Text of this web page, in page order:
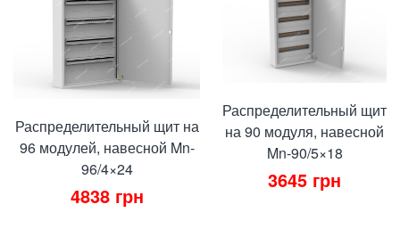
Распределительный щит на
96 модулей, навесной Mn-
96/4×24
4838 грн
Распределительный щит
на 90 модуля, навесной
Mn-90/5×18
3645 грн